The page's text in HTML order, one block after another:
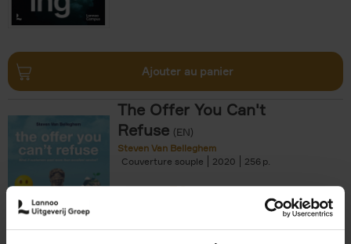
Ajouter au panier
The Offer You Can't
Refuse (EN)
Steven Van Belleghem
Couverture souple
2020 256
€37,50